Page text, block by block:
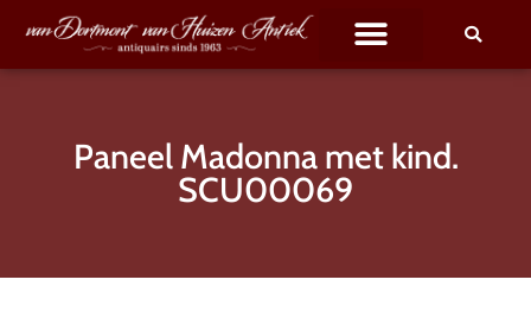
Paneel Madonna met kind.
SCU00069